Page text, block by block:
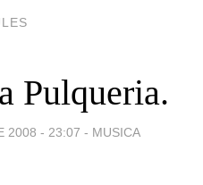
Pulqueria.
2008 - 23:07 - MUSICA